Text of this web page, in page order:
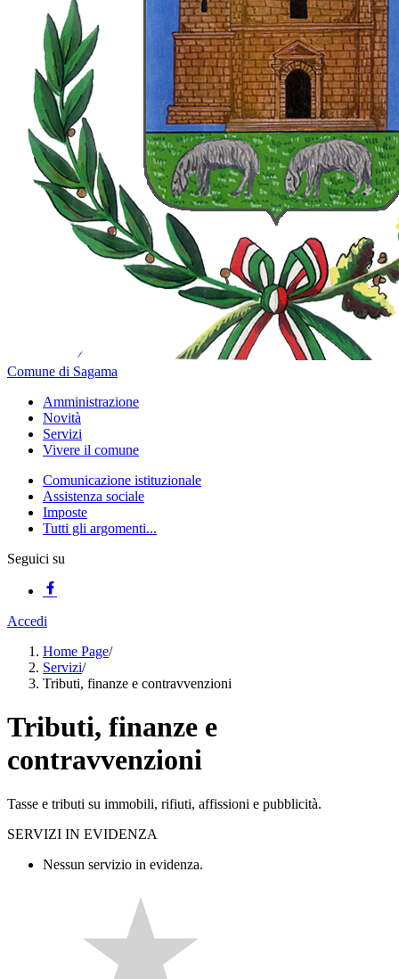
Comune di Sagama
Amministrazione
Novità
Servizi
Vivere il comune
Comunicazione istituzionale
Assistenza sociale
Imposte
Tutti gli argomenti...
Seguici su
Accedi
Home Page/
Servizi/
Tributi, finanze e contravvenzioni
Tributi, finanze e
contravvenzioni
Tasse e tributi su immobili, rifiuti, affissioni e pubblicità.
SERVIZI IN EVIDENZA
Nessun servizio in evidenza.